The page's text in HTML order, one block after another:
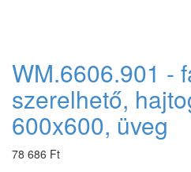
WM.6606.901 -
szerelhető,
600x600, üveg
78 686 Ft